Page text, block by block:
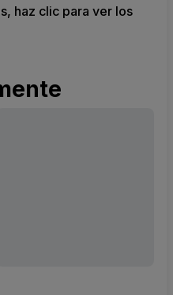
haz clic para ver los